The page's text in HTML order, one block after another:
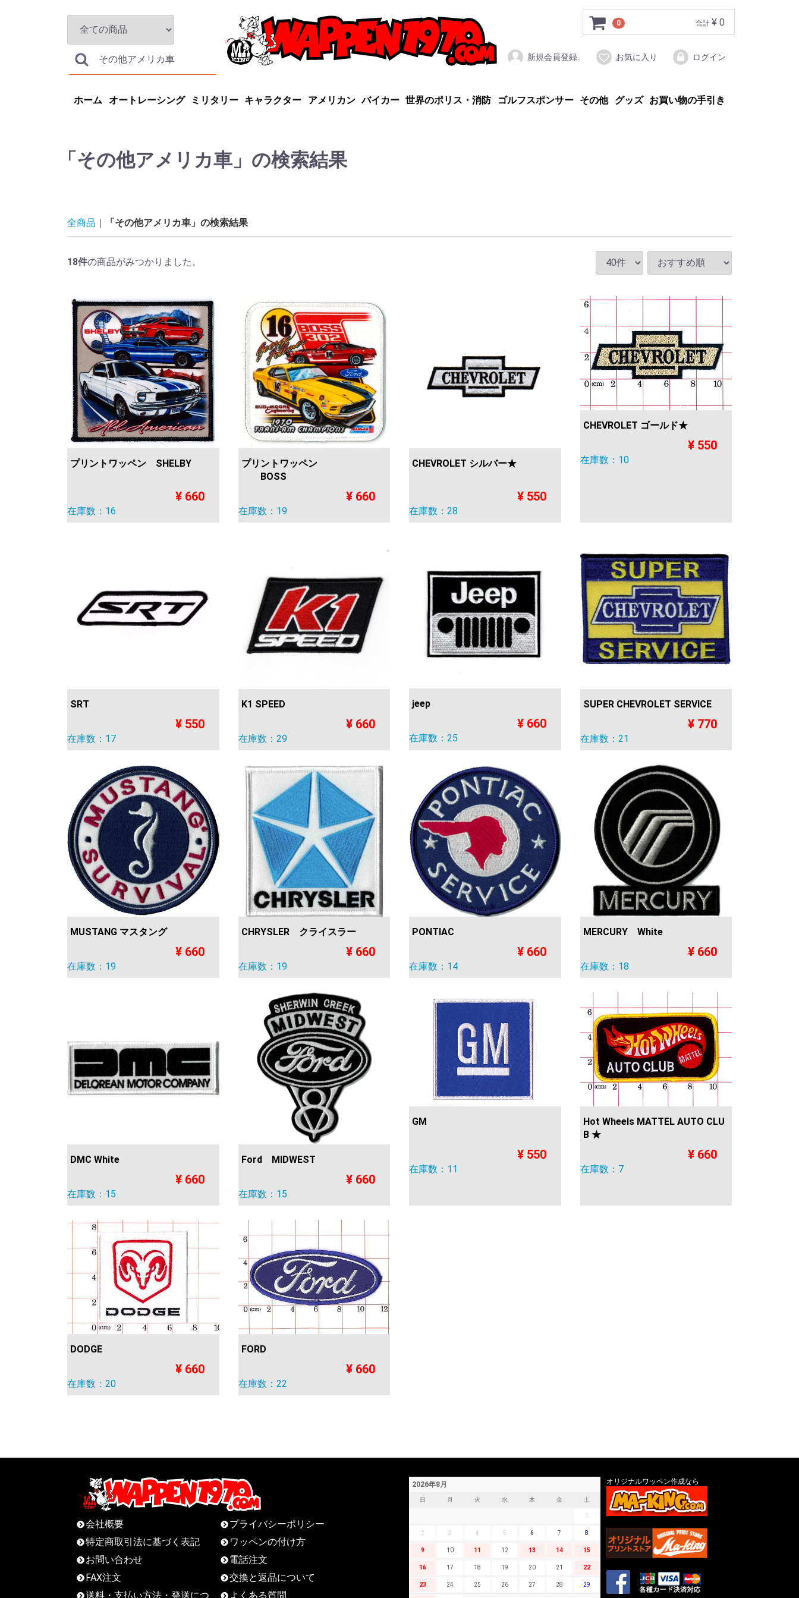
0 合計 ¥ 0
新規会員登録.. お気に入り ログイン
ホーム オートレーシング ミリタリー キャラクター アメリカン バイカー 世界のポリス・消防 ゴルフスポンサー その他 グッズ お買い物の手引き
「その他アメリカ車」の検索結果
全商品 「その他アメリカ車」の検索結果
18件の商品がみつかりました。
プリントワッペン SHELBY
¥ 660
在庫数：16
プリントワッペン
BOSS
¥ 660
在庫数：19
CHEVROLET シルバー★
¥ 550
在庫数：28
CHEVROLET ゴールド★
¥ 550
在庫数：10
SRT
¥ 550
在庫数：17
K1 SPEED
¥ 660
在庫数：29
jeep
¥ 660
在庫数：25
SUPER CHEVROLET SERVICE
¥ 770
在庫数：21
MUSTANG マスタング
¥ 660
在庫数：19
CHRYSLER クライスラー
¥ 660
在庫数：19
PONTIAC
¥ 660
在庫数：14
MERCURY White
¥ 660
在庫数：18
DMC White
¥ 660
在庫数：15
Ford MIDWEST
¥ 660
在庫数：15
GM
¥ 550
在庫数：11
Hot Wheels MATTEL AUTO CLU
B ★
¥ 660
在庫数：7
DODGE
¥ 660
在庫数：20
FORD
¥ 660
在庫数：22
会社概要
プライバシーポリシー
特定商取引法に基づく表記
ワッペンの付け方
お問い合わせ
電話注文
FAX注文
交換と返品について
送料・支払い方法・発送につ
よくある質問
2026年8月
日 月 火 水 木 金 土
1
2 3 4 5 6 7 8
9 10 11 12 13 14 15
16 17 18 19 20 21 22
23 24 25 26 27 28 29
オリジナルワッペン作成なら